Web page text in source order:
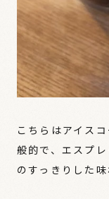
こちらはアイス
般的で、エスプ
のすっきりした味